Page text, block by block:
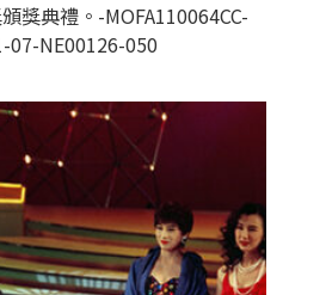
獎典禮。-MOFA110064CC-
07-NE00126-050